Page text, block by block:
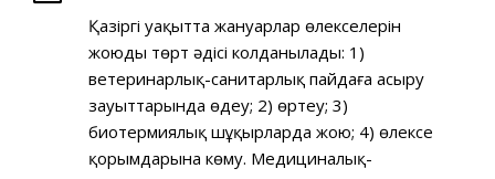
Қазіргі уақытта жануарлар өлекселерін
жоюдың төрт әдісі колданылады: 1)
ветеринарлық-санитарлық пайдаға асыру
зауыттарында өңдеу; 2) өртеу; 3)
биотермиялық шұңқырларда жою; 4) өлексе
қорымдарына көму. Медициналық-